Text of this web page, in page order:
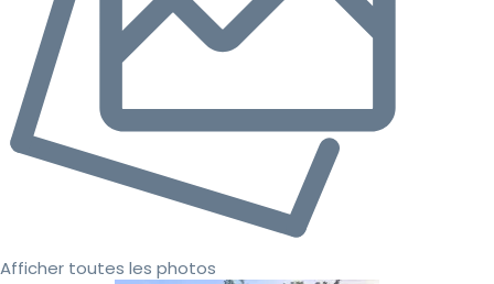
Afficher toutes les photos